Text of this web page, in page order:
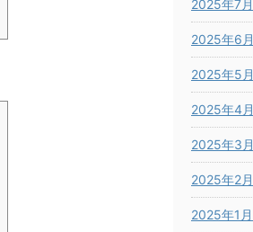
2025年7月
2025年6月
2025年5月
2025年4月
2025年3月
2025年2月
2025年1月